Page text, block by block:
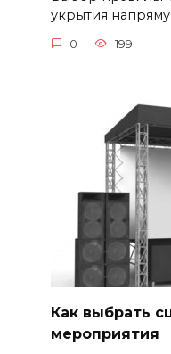
укрытия
0 199
Как выбрать
мероприятия